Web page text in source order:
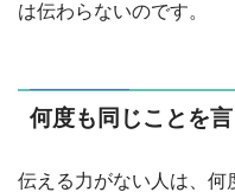
は伝わらないのです。
何度も同じことを言
伝える力がない人は、何